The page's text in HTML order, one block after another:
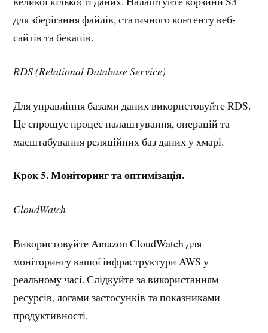
для зберігання файлів, статичного контенту веб-
сайтів та бекапів.
RDS (Relational Database Service)
Для управління базами даних використовуйте RDS.
Це спрощує процес налаштування, операцій та
масштабування реляційних баз даних у хмарі.
Крок 5. Моніторинг та оптимізація.
CloudWatch
Використовуйте Amazon CloudWatch для
моніторингу вашої інфраструктури AWS у
реальному часі. Слідкуйте за використанням
ресурсів, логами застосунків та показниками
продуктивності.